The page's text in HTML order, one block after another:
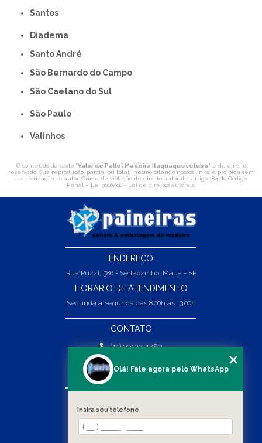
Santos
Diadema
Santo André
São Bernardo do Campo
São Caetano do Sul
São Paulo
Valinhos
O conteúdo do texto "Valor de Pallet Madeira Itaquaquecetuba" é de direito
reservado. Sua reprodução, parcial ou total, mesmo citando nossos links, é proibida sem
a autorização do autor. Crime de violação de direito autoral – artigo 184 do Código
Penal – Lei 9610/98 - Lei de direitos autorais.
ENDEREÇO
Rua Ruzzi, 386 - Sertãozinho, Mauá - SP
HORÁRIO DE ATENDIMENTO
Segunda a Segunda das 8:00h às 13:00h
CONTATO
(11) 99132-1783
(11) 99132-1783
vendas@abpaineiras.com.br
SOBRE NÓS
Olá! Fale agora pelo WhatsApp
Insira seu telefone